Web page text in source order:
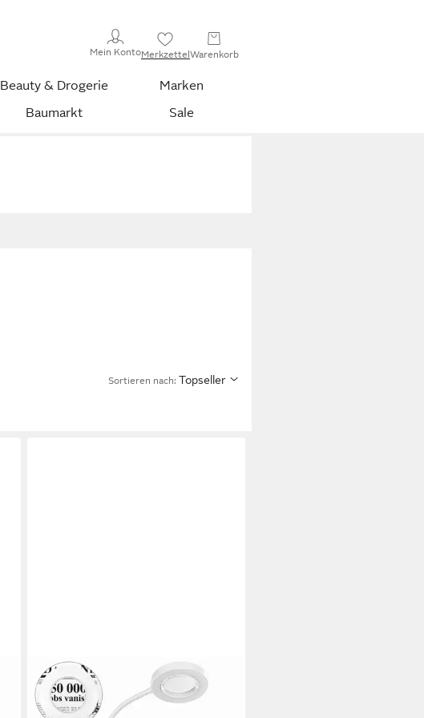
Mein KontoMerkzettelWarenkorb
Beauty & Drogerie
Marken
Baumarkt Sale
Sortieren nach: Topseller
PRIISF
Klemmleuchte LED Lupenleuchte
Klemmbar Arbeitsplatzlampe Lupe